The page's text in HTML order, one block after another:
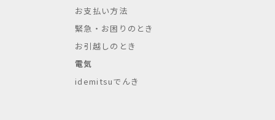
お支払い方法
緊急・お困りのとき
お引越しのとき
電気
idemitsuでんき